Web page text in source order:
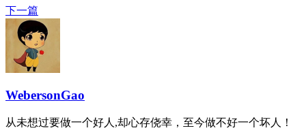
下一篇
WebersonGao
从未想过要做一个好人,却心存侥幸，至今做不好一个坏人！